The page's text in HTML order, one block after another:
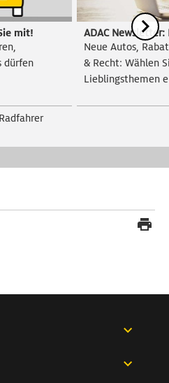
mit!
dürfen
ADAC
Neue Autos,
& Recht: Wählen
Lieblingsthemen